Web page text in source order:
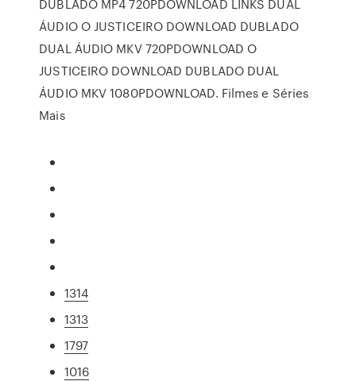
DUBLADO MP4 720PDOWNLOAD LINKS DUAL
ÁUDIO O JUSTICEIRO DOWNLOAD DUBLADO
DUAL ÁUDIO MKV 720PDOWNLOAD O
JUSTICEIRO DOWNLOAD DUBLADO DUAL
ÁUDIO MKV 1080PDOWNLOAD. Filmes e Séries
Mais
1314
1313
1797
1016